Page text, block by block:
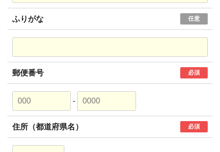
ふりがな 任意
郵便番号 必須
-
住所（都道府県名） 必須